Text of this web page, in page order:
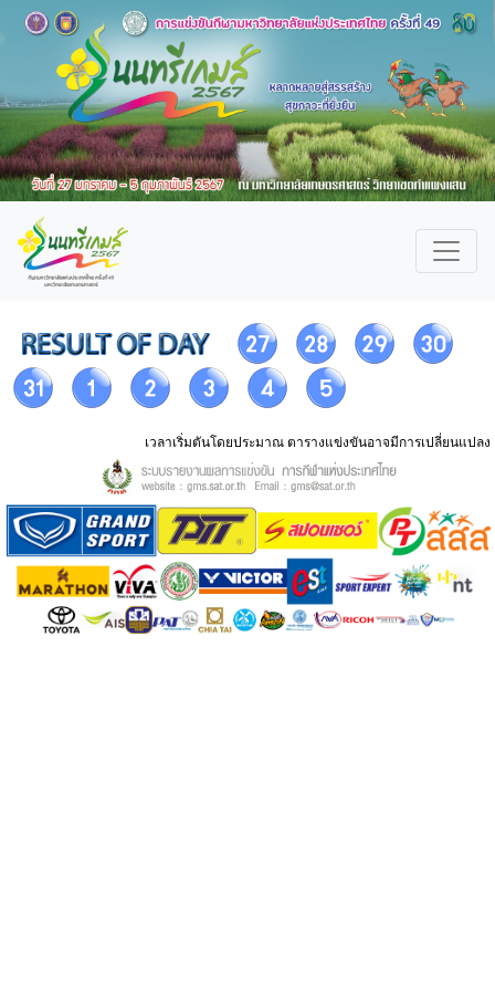
เวลาเริ่มตันโดยประมาณ ตารางแข่งขันอาจมีการเปลี่ยนแปลง